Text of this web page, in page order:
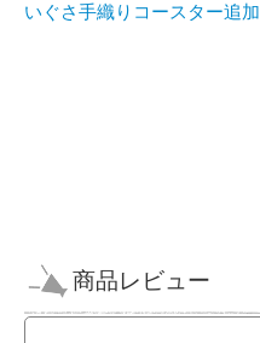
いぐさ手織りコースター追
商品レビュー